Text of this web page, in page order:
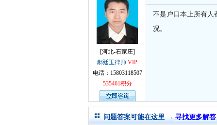
[河北-石家庄]
郝廷玉律师 VIP
电话：15803118507
535461积分
不是户口本上所有人
况。
问题答案可能在这里 → 寻找更多解答